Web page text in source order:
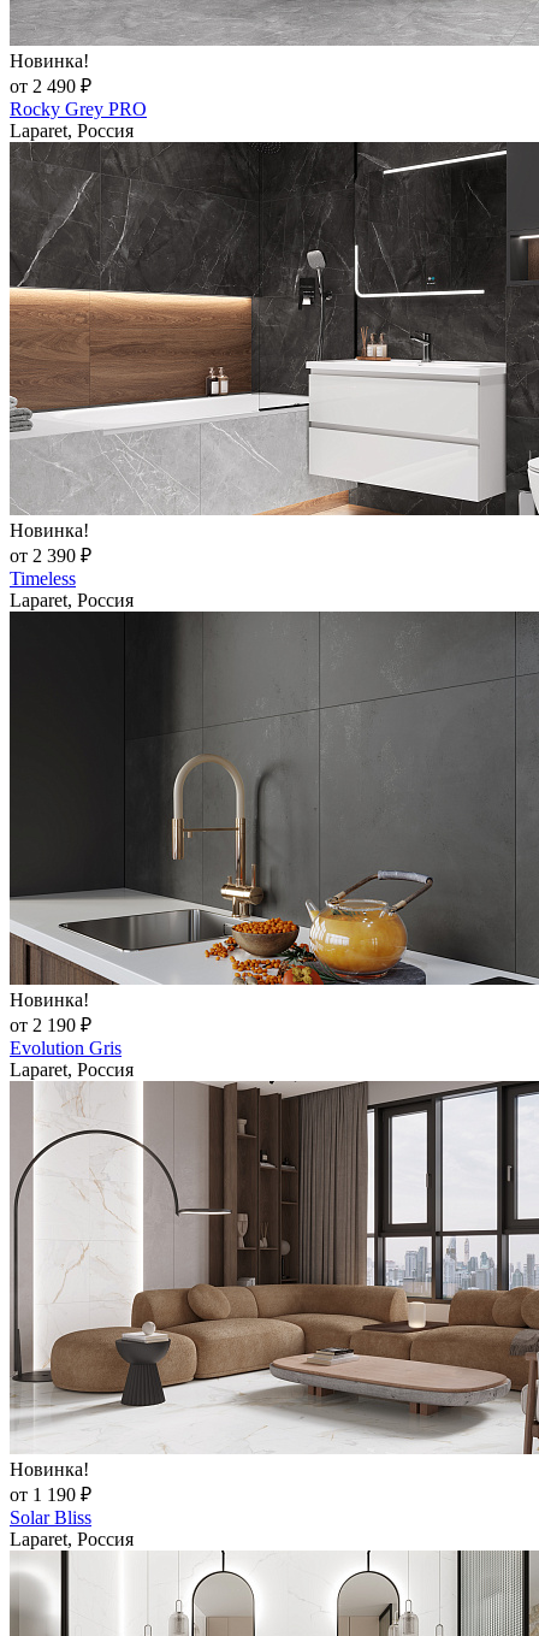
Новинка!
от 2 490 ₽
Rocky Grey PRO
Laparet, Россия
Новинка!
от 2 390 ₽
Timeless
Laparet, Россия
Новинка!
от 2 190 ₽
Evolution Gris
Laparet, Россия
Новинка!
от 1 190 ₽
Solar Bliss
Laparet, Россия